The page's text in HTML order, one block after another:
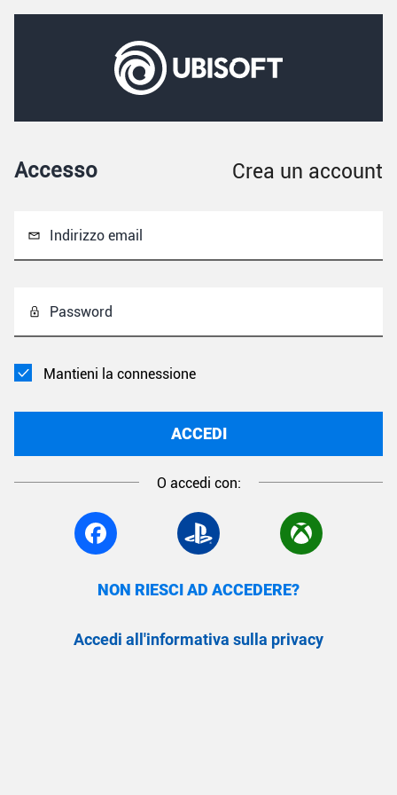
Accesso Crea un account
Indirizzo email
Password
Mantieni la connessione
ACCEDI
O accedi con:
NON RIESCI AD ACCEDERE?
Accedi all'informativa sulla privacy